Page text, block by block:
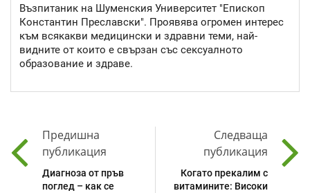
Възпитаник на Шуменския Университет "Епископ
Константин Преславски". Проявява огромен интерес
към всякакви медицински и здравни теми, най-
видните от които е свързан със сексуалното
образование и здраве.
Предишна
публикация
Диагноза от пръв
поглед – как се
Следваща
публикация
Когато прекалим с
витамините: Високи